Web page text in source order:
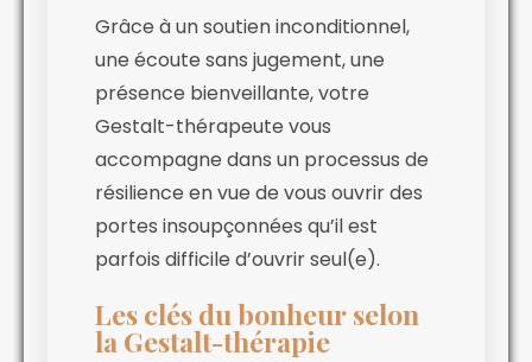
Grâce à un soutien inconditionnel,
une écoute sans jugement, une
présence bienveillante, votre
Gestalt-thérapeute vous
accompagne dans un processus de
résilience en vue de vous ouvrir des
portes insoupçonnées qu’il est
parfois difficile d’ouvrir seul(e).
Les clés du bonheur selon
la Gestalt-thérapie